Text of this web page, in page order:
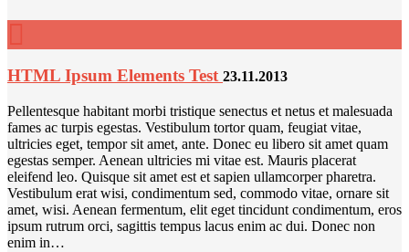
HTML Ipsum Elements Test 23.11.2013
Pellentesque habitant morbi tristique senectus et netus et malesuada
fames ac turpis egestas. Vestibulum tortor quam, feugiat vitae,
ultricies eget, tempor sit amet, ante. Donec eu libero sit amet quam
egestas semper. Aenean ultricies mi vitae est. Mauris placerat
eleifend leo. Quisque sit amet est et sapien ullamcorper pharetra.
Vestibulum erat wisi, condimentum sed, commodo vitae, ornare sit
amet, wisi. Aenean fermentum, elit eget tincidunt condimentum, eros
ipsum rutrum orci, sagittis tempus lacus enim ac dui. Donec non
enim in…